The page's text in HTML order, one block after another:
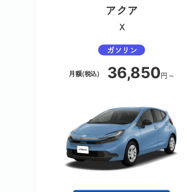
アクア
X
ガソリン
月額(税込) 36,850円～